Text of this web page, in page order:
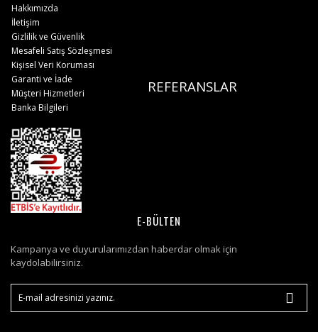
Hakkımızda
İletişim
Gizlilik ve Güvenlik
Mesafeli Satış Sözleşmesi
Kişisel Veri Koruması
REFERANSLAR
Garanti ve İade
Müşteri Hizmetleri
Banka Bilgileri
E-BÜLTEN
Kampanya ve duyurularımızdan haberdar olmak için
kaydolabilirsiniz.